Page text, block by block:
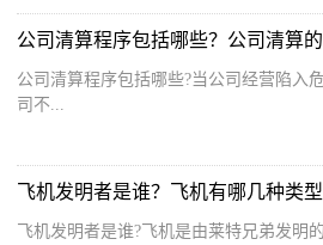
公司清算程序包括哪些？公司清算的
公司清算程序包括哪些?当公司经营陷入
司不...
飞机发明者是谁？飞机有哪几种类
飞机发明者是谁?飞机是由莱特兄弟发明